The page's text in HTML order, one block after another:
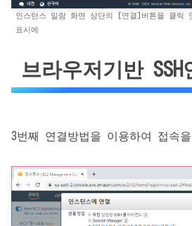
인스턴스 일람 화면 상단의 [연결]버튼을 클릭
표시에
브라우저기반 SSH
3번째 연결방법을 이용하여 접속